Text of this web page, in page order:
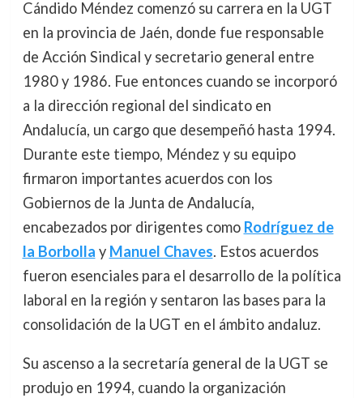
Cándido Méndez comenzó su carrera en la UGT
en la provincia de Jaén, donde fue responsable
de Acción Sindical y secretario general entre
1980 y 1986. Fue entonces cuando se incorporó
a la dirección regional del sindicato en
Andalucía, un cargo que desempeñó hasta 1994.
Durante este tiempo, Méndez y su equipo
firmaron importantes acuerdos con los
Gobiernos de la Junta de Andalucía,
encabezados por dirigentes como Rodríguez de
la Borbolla y Manuel Chaves. Estos acuerdos
fueron esenciales para el desarrollo de la política
laboral en la región y sentaron las bases para la
consolidación de la UGT en el ámbito andaluz.
Su ascenso a la secretaría general de la UGT se
produjo en 1994, cuando la organización